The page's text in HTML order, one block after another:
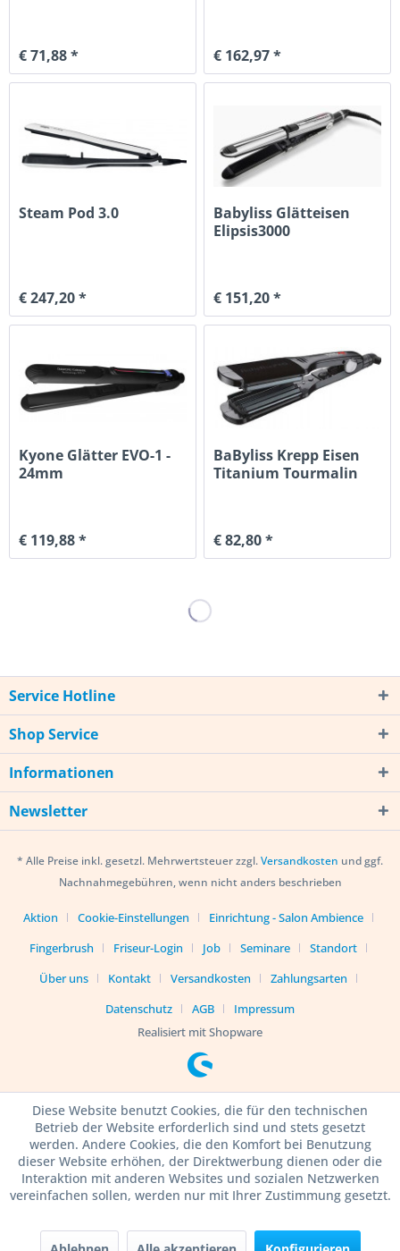
€ 71,88 * € 162,97 *
Steam Pod 3.0
€ 247,20 *
Babyliss Glätteisen
Elipsis3000
€ 151,20 *
Kyone Glätter EVO-1 -
24mm
€ 119,88 *
BaByliss Krepp Eisen
Titanium Tourmalin
€ 82,80 *
Service Hotline
Shop Service
Informationen
Newsletter
* Alle Preise inkl. gesetzl. Mehrwertsteuer zzgl.Versandkosten und ggf.
Nachnahmegebühren, wenn nicht anders beschrieben
Aktion Cookie-Einstellungen
Einrichtung - Salon Ambience
Fingerbrush
Friseur-Login Job Seminare
Standort
Über uns
Kontakt Versandkosten
Zahlungsarten
Datenschutz
AGB
Impressum
Realisiert mit Shopware
Diese Website benutzt Cookies, die für den technischen
Betrieb der Website erforderlich sind und stets gesetzt
werden. Andere Cookies, die den Komfort bei Benutzung
dieser Website erhöhen, der Direktwerbung dienen oder die
Interaktion mit anderen Websites und sozialen Netzwerken
vereinfachen sollen, werden nur mit Ihrer Zustimmung gesetzt.